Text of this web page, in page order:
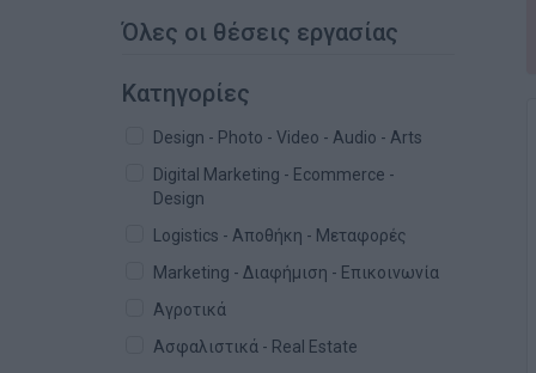
Όλες οι θέσεις εργασίας
Κατηγορίες
Design - Photo - Video - Audio - Arts
Digital Marketing - Ecommerce -
Design
Logistics - Αποθήκη - Μεταφορές
Marketing - Διαφήμιση - Επικοινωνία
Αγροτικά
Ασφαλιστικά - Real Estate